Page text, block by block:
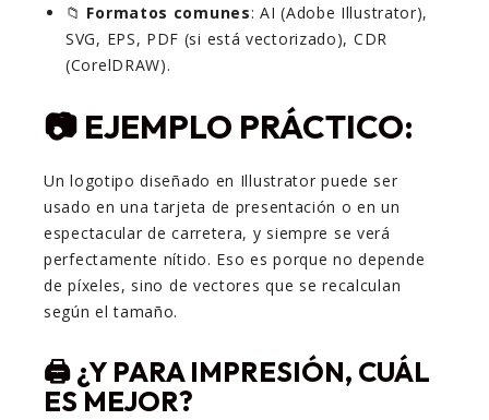
📁 Formatos comunes: AI (Adobe Illustrator),
SVG, EPS, PDF (si está vectorizado), CDR
(CorelDRAW).
📷 EJEMPLO PRÁCTICO:
Un logotipo diseñado en Illustrator puede ser
usado en una tarjeta de presentación o en un
espectacular de carretera, y siempre se verá
perfectamente nítido. Eso es porque no depende
de píxeles, sino de vectores que se recalculan
según el tamaño.
🖨️ ¿Y PARA IMPRESIÓN, CUÁL
ES MEJOR?